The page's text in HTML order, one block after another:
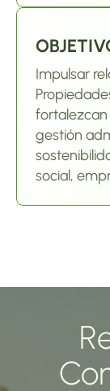
Impulsar
gestión
social,